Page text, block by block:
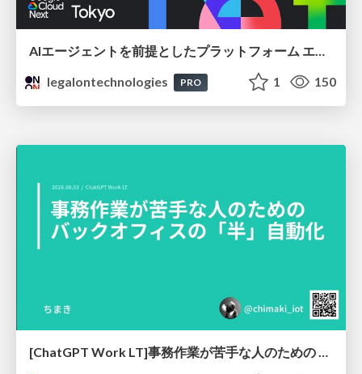
AIエージェントを前提としたプラットフォーム エンジニアリング：GKEで作るAgent-Ready Golden Path
legalontechnologies
PRO 1 150
[ChatGPT Work LT]事務作業が苦手な人のための バックオフィスの「半」自動化